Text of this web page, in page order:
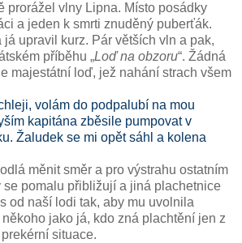
prorážel vlny Lipna. Místo posádky
a jeden k smrti znuděný puberťák.
upravil kurz. Pár větších vln a pak,
příběhu „Loď na obzoru“. Žádná
majestátní loď, jež nahání strach všem
volám do podpalubí na mou
kapitána zběsile pumpovat v
Žaludek se mi opět sáhl a kolena
měnit směr a pro výstrahu ostatním
se pomalu přibližují a jiná plachetnice
od naší lodi tak, aby mu uvolnila
jako já, kdo zná plachtění jen z
situace.